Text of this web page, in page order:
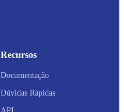
Recursos
Documentação
Dúvidas Rápidas